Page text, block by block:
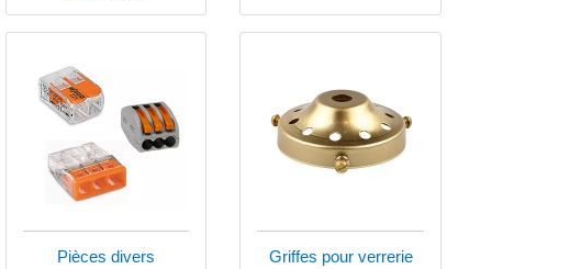
Pièces divers Griffes pour verrerie